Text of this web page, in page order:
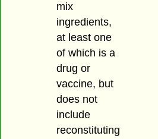
mix
ingredients,
at least one
of which is a
drug or
vaccine, but
does not
include
reconstituting